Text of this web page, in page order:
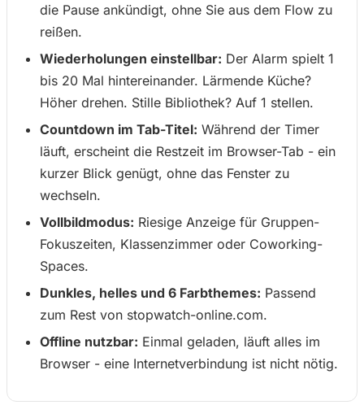
die Pause ankündigt, ohne Sie aus dem Flow zu
reißen.
Wiederholungen einstellbar: Der Alarm spielt 1
bis 20 Mal hintereinander. Lärmende Küche?
Höher drehen. Stille Bibliothek? Auf 1 stellen.
Countdown im Tab-Titel: Während der Timer
läuft, erscheint die Restzeit im Browser-Tab - ein
kurzer Blick genügt, ohne das Fenster zu
wechseln.
Vollbildmodus: Riesige Anzeige für Gruppen-
Fokuszeiten, Klassenzimmer oder Coworking-
Spaces.
Dunkles, helles und 6 Farbthemes: Passend
zum Rest von stopwatch-online.com.
Offline nutzbar: Einmal geladen, läuft alles im
Browser - eine Internetverbindung ist nicht nötig.